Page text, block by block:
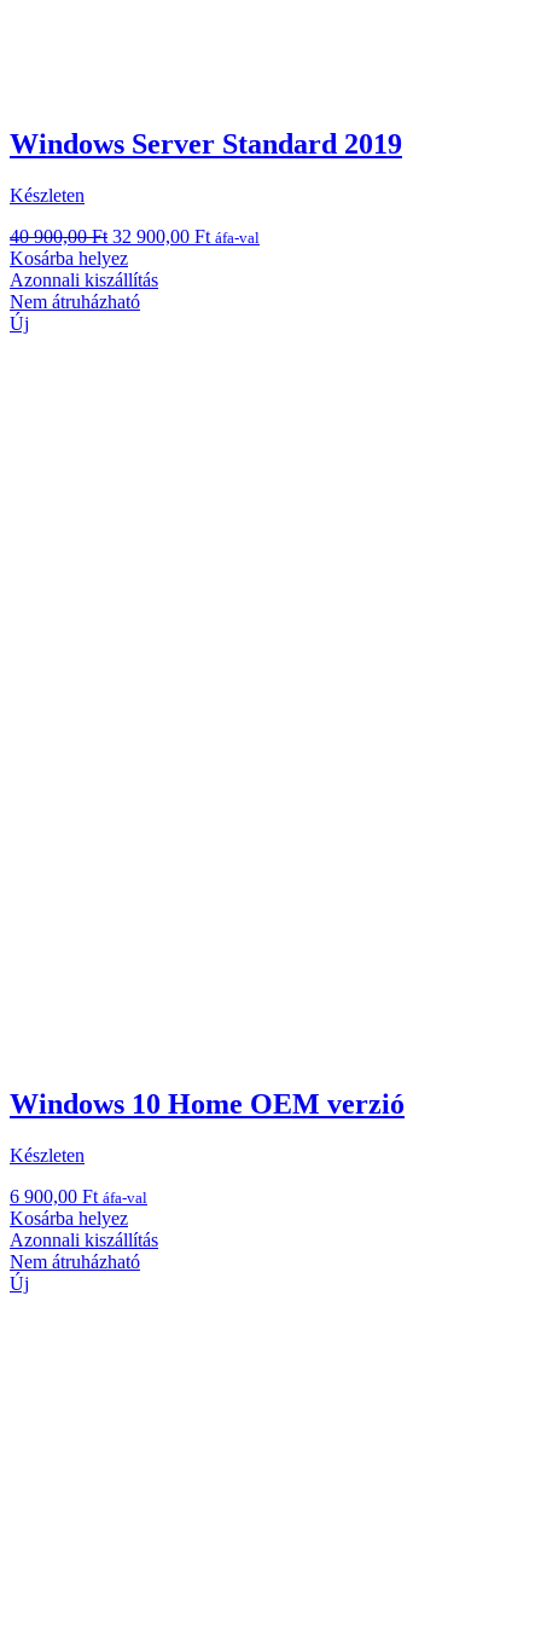
Windows Server Standard 2019
Készleten
40 900,00Ft Original
price
was:
40
32 900,00 FtCurrent
áfa-val
Kosárba helyez
Azonnali kiszállítás
Nem átruházható
Új
Windows 10 Home OEM verzió
Készleten
6 900,00 Ft áfa-val
Kosárba helyez
Azonnali kiszállítás
Nem átruházható
Új